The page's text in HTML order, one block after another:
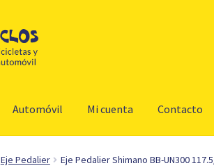
Automóvil Mi cuenta Contacto
Eje Pedalier Eje Pedalier Shimano BB-UN300